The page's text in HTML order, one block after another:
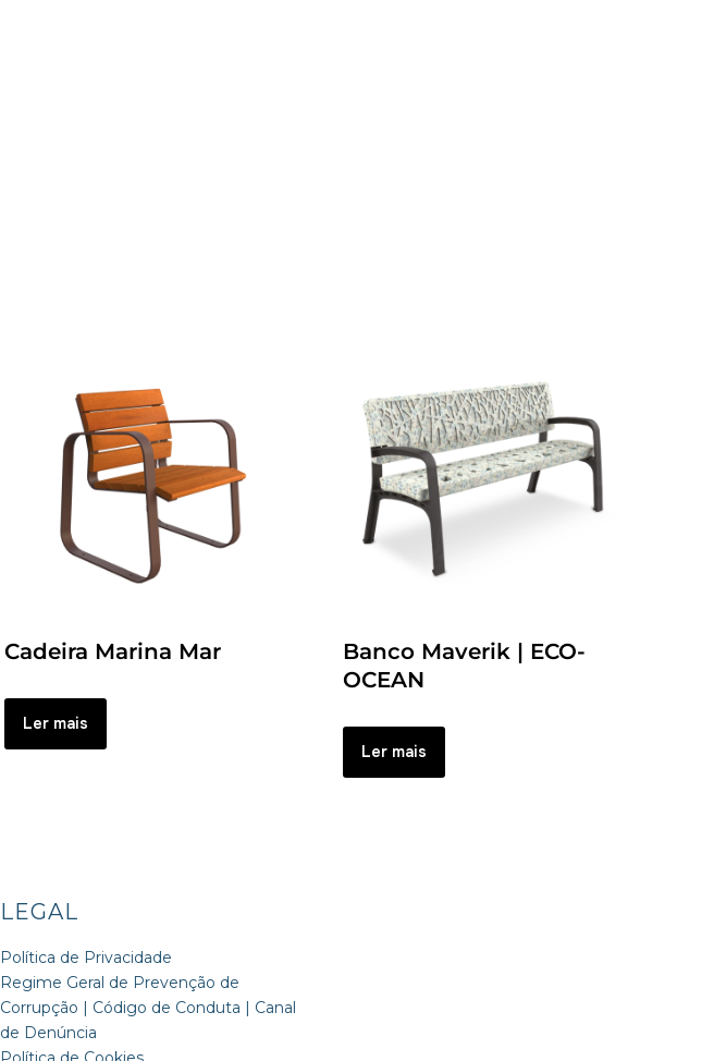
Cadeira Marina Mar
Ler mais
Banco Maverik | ECO-
OCEAN
Ler mais
LEGAL
Política de Privacidade
Regime Geral de Prevenção de
Corrupção | Código de Conduta | Canal
de Denúncia